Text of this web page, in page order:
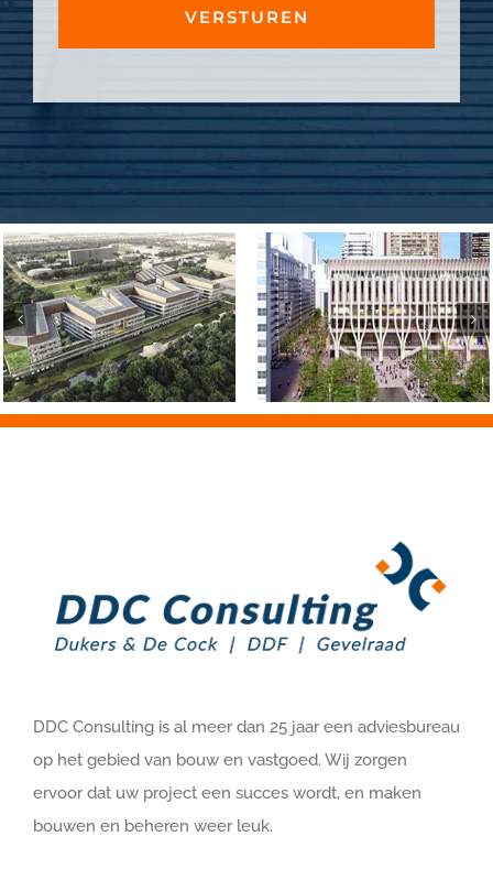
DDC Consulting is al meer dan 25 jaar een adviesbureau
op het gebied van bouw en vastgoed. Wij zorgen
ervoor dat uw project een succes wordt, en maken
bouwen en beheren weer leuk.